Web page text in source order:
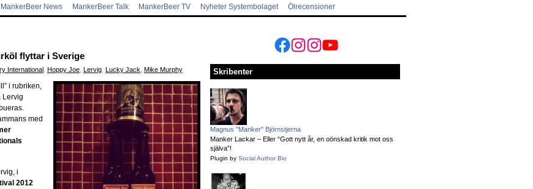
MankerBeer News MankerBeer Talk MankerBeer TV Nyheter Systembolaget Ölrecensioner
flyttar i Sverige
International Hoppy Joe Lervig Lucky Jack Mike Murphy
i rubriken,
Lervig
med
i
2012
Facebook
Instagram
Instagram
YouTube
Skribenter
Magnus "Manker" Björnstjerna
Manker Lackar – Eller “Gott nytt år, en oönskad kritik mot oss
själva”!
Plugin by Social Author Bio